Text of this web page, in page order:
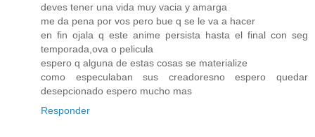
deves tener una vida muy vacia y amarga
me da pena por vos pero bue q se le va a hacer
en fin ojala q este anime persista hasta el final con seg
temporada,ova o pelicula
espero q alguna de estas cosas se materialize
como especulaban sus creadoresno espero quedar
desepcionado espero mucho mas
Responder